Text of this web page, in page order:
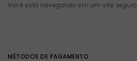
Você está navegando em um site seguro
MÉTODOS DE PAGAMENTO